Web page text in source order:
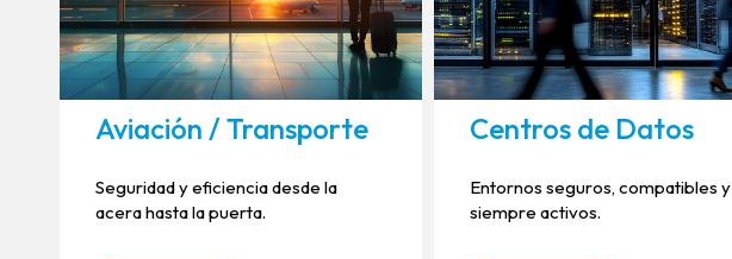
Aviación / Transporte
Seguridad y eficiencia desde la
acera hasta la puerta.
Centros de Datos
Entornos seguros, compatibles y
siempre activos.